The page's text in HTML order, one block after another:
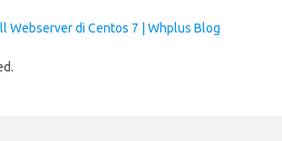
Webserver di Centos 7 | Whplus Blog